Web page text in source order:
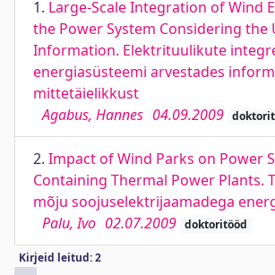
1. Large-Scale Integration of Wind
the Power System Considering the
Information. Elektrituulikute
energiasüsteemi arvestades
mittetäielikkust
Agabus, Hannes 04.09.2009
2. Impact of Wind Parks on Power
Containing Thermal Power Plants.
mõju soojuselektrijaamadega
Palu, Ivo 02.07.2009 doktoritööd
Kirjeid leitud: 2